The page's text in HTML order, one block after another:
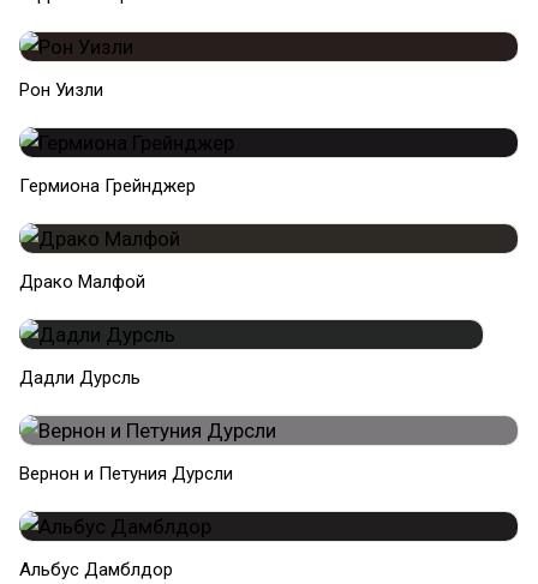
Рон Уизли
Гермиона Грейнджер
Драко Малфой
Дадли Дурсль
Вернон и Петуния Дурсли
Альбус Дамблдор